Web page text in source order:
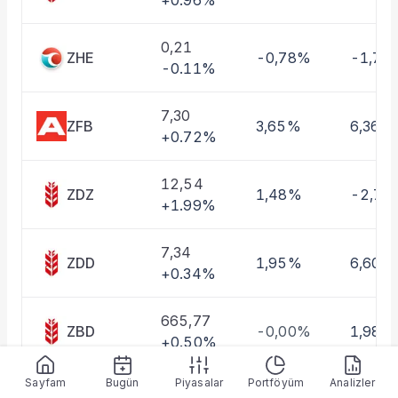
ZHE
0,21
-0.11%
-0,78% -
ZFB
7,30
+0.72%
3,65% 6,36%
ZDZ
12,54
+1.99%
1,48% -
ZDD
7,34
+0.34%
1,95% 6,60%
ZBD
665,77
+0.50%
-0,00% 1,98%
0,96
Sayfam Bugün Piyasalar Portföyüm Analizler